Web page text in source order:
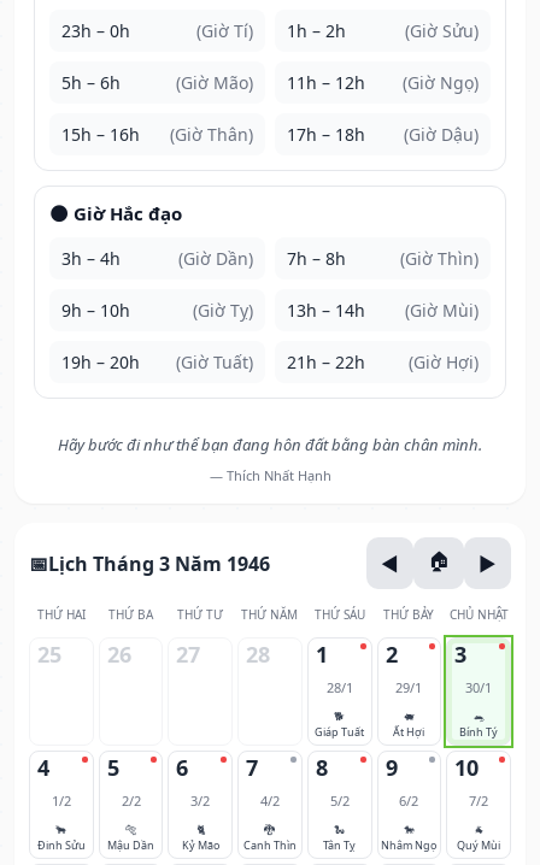
23h – 0h (Giờ Tí) 1h – 2h (Giờ Sửu)
5h – 6h (Giờ Mão) 11h – 12h (Giờ Ngọ)
15h – 16h (Giờ Thân) 17h – 18h (Giờ Dậu)
🌑 Giờ Hắc đạo
3h – 4h (Giờ Dần) 7h – 8h (Giờ Thìn)
9h – 10h (Giờ Tỵ) 13h – 14h (Giờ Mùi)
19h – 20h (Giờ Tuất) 21h – 22h (Giờ Hợi)
Hãy bước đi như thể bạn đang hôn đất bằng bàn chân mình.
— Thích Nhất Hạnh
Lịch Tháng 3 Năm 1946
THỨ HAI THỨ BA THỨ TƯ THỨ NĂM THỨ SÁU THỨ BẢY CHỦ NHẬT
25 26 27 28 1
28/1
🐕
Giáp Tuất
2
29/1
🐖
Ất Hợi
3
30/1
🐀
Bính Tý
4
1/2
🐂
Đinh Sửu
5
2/2
🐅
Mậu Dần
6
3/2
🐈
Kỷ Mão
7
4/2
🐉
Canh Thìn
8
5/2
🐍
Tân Tỵ
9
6/2
🐎
Nhâm Ngọ
10
7/2
🐐
Quý Mùi